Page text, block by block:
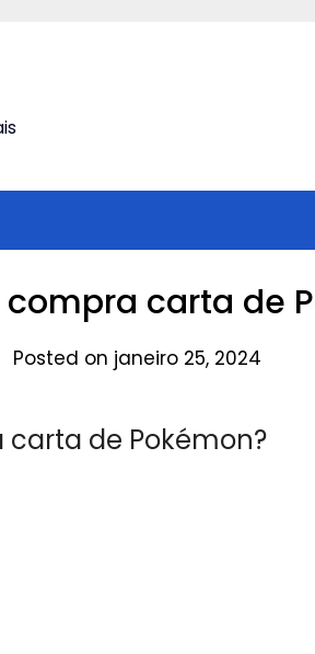
carta de
Posted on janeiro 25, 2024
de Pokémon?